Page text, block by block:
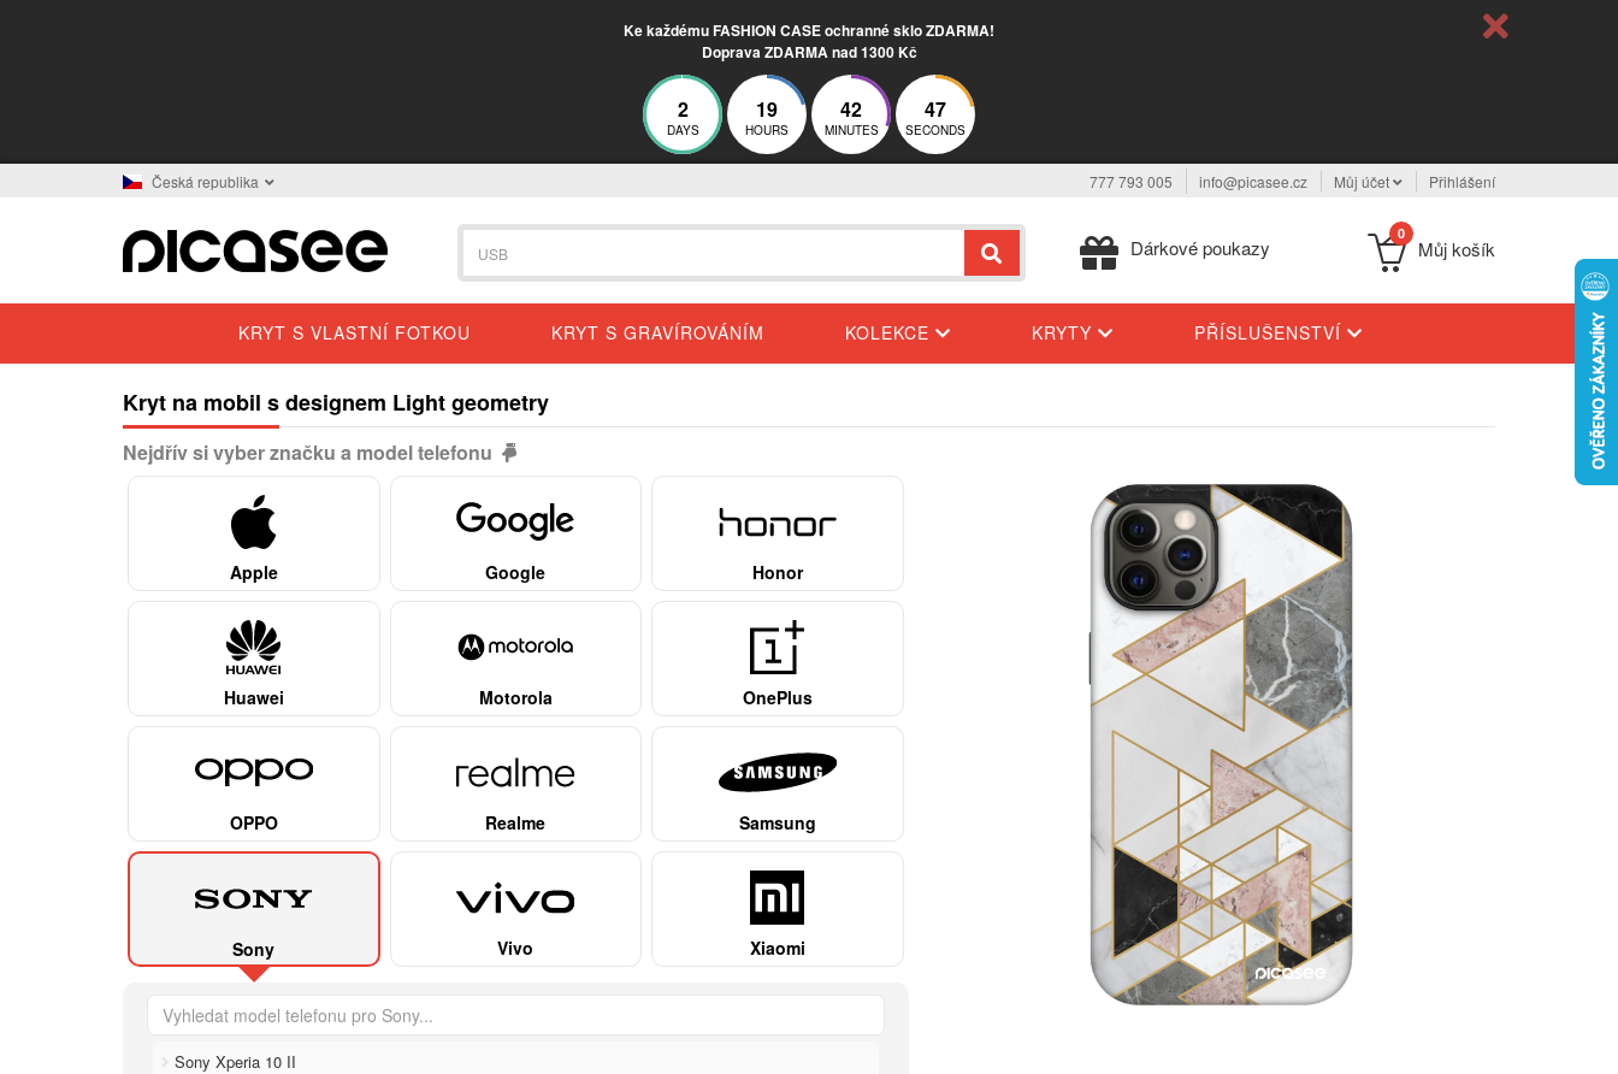
Ke každému FASHION CASE ochranné sklo ZDARMA!
Doprava ZDARMA nad 1300 Kč
2
DAYS
19
HOURS
42
MINUTES
46
SECONDS
Česká republika 777 793 005 info@picasee.cz Můj účet Přihlášení
Dárkové poukazy
0
Můj košík
KRYT S VLASTNÍ FOTKOU KRYT S GRAVÍROVÁNÍM KOLEKCE KRYTY PŘÍSLUŠENSTVÍ
Kryt na mobil s designem Light geometry
Nejdřív si vyber značku a model telefonu
Apple Google Honor
Huawei Motorola OnePlus
OPPO Realme Samsung
Sony Vivo Xiaomi
Sony Xperia 10 II